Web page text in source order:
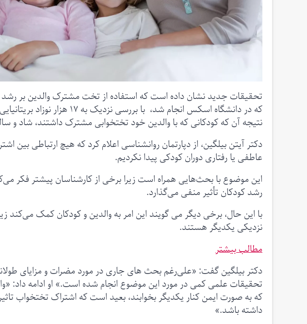
تحقیقات جدید نشان داده است که استفاده از تخت مشترک والدین بر رشد
نتیجه آن که کودکانی که با والدین خود تختخوابی مشترک داشتند، شاد و
عاطفی یا رفتاری دوران کودکی پیدا نکردیم.
این موضوع با بحث‌هایی همراه است زیرا برخی از کارشناسان پیشتر فکر
رشد کودکان تأثیر منفی می‌گذارد.
با این حال، برخی دیگر می گویند این امر به والدین و کودکان کمک می‌کند
نزدیکی یکدیگر هستند.
مطالب بیشتر
دکتر بیلگین گفت: «علی‌رغم بحث های جاری در مورد مضرات و مزایای
تحقیقات علمی کمی در مورد این موضوع انجام شده است.» او ادامه داد:
که به صورت ایمن کنار یکدیگر بخوابند، بعید است که اشتراک تختخواب
داشته باشد.»